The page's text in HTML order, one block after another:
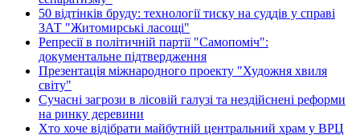
50 відтінків бруду: технології тиску на суддів у справі
ЗАТ "Житомирські ласощі"
Репресії в політичній партії "Самопоміч":
документальне підтвердження
Презентація міжнародного проекту "Художня хвиля
світу"
Сучасні загрози в лісовій галузі та нездійснені реформи
на ринку деревини
Хто хоче відібрати майбутній центральний храм у ВРЦ